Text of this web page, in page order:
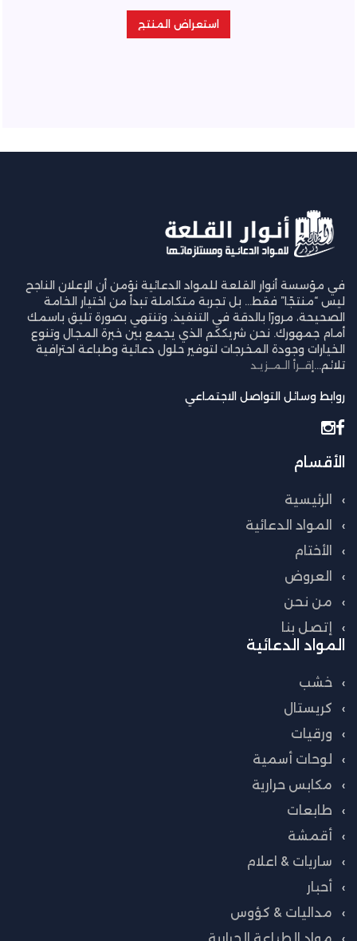
استعراض المنتج
استعراض المنتج
في مؤسسة أنوار القلعة للمواد الدعائية نؤمن أن الإعلان الناجح
ليس “منتجًا” فقط… بل تجربة متكاملة تبدأ من اختيار الخامة
الصحيحة، مرورًا بالدقة في التنفيذ، وتنتهي بصورة تليق باسمك
أمام جمهورك. نحن شريككم الذي يجمع بين خبرة المجال وتنوع
الخيارات وجودة المخرجات لتوفير حلول دعائية وطباعة احترافية
تلائم... إقــرأ الـمــزيـد
روابط وسائل التواصل الاجتماعي
الأقسام
الرئيسية
المواد الدعائية
الأختام
العروض
من نحن
إتصل بنا
المواد الدعائية
خشب
كريستال
ورقيات
لوحات أسمية
مكابس حرارية
طابعات
أقمشة
ساريات & اعلام
أحبار
مداليات & كؤوس